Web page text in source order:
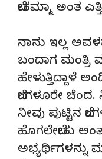
ಬೇಕಮ್ಮಾ ಅಂತ
ನಾನು ಇಲ್ಲ
ಬಂದಾಗ ಮಂತ್ರಿ
ಹೇಳುತ್ತಿದ್ದಾಳೆ
ಬೆಂಗಳೂರೇ
ನೀವು ಪುಟ್ಟಿನ
ಹೊಗಲೇಬೇಕು
ಅಭ್ಯರ್ಥಿಗಳನ್ನು